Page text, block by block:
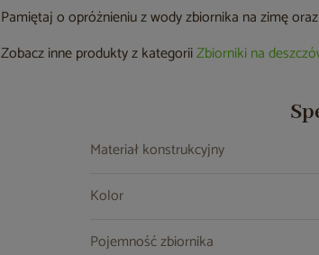
Pamiętaj o opróżnieniu z wody zbiornika na zimę
Zobacz inne produkty z kategoriiZbiorniki na
Materiał konstrukcyjny
Kolor
Pojemność zbiornika